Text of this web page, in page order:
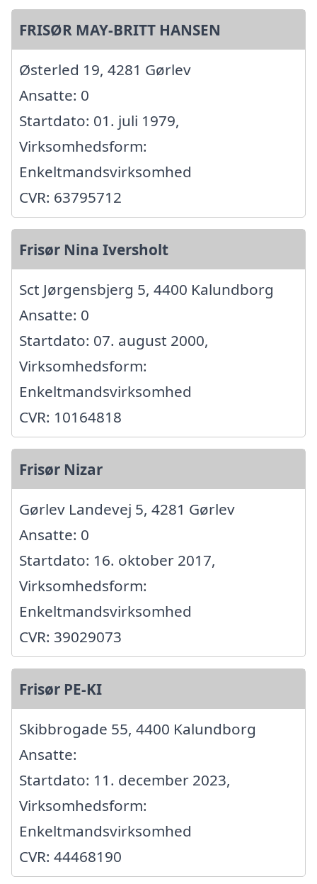
FRISØR MAY-BRITT HANSEN
Østerled 19, 4281 Gørlev
Ansatte: 0
Startdato: 01. juli 1979,
Virksomhedsform:
Enkeltmandsvirksomhed
CVR: 63795712
Frisør Nina Iversholt
Sct Jørgensbjerg 5, 4400 Kalundborg
Ansatte: 0
Startdato: 07. august 2000,
Virksomhedsform:
Enkeltmandsvirksomhed
CVR: 10164818
Frisør Nizar
Gørlev Landevej 5, 4281 Gørlev
Ansatte: 0
Startdato: 16. oktober 2017,
Virksomhedsform:
Enkeltmandsvirksomhed
CVR: 39029073
Frisør PE-KI
Skibbrogade 55, 4400 Kalundborg
Ansatte:
Startdato: 11. december 2023,
Virksomhedsform:
Enkeltmandsvirksomhed
CVR: 44468190